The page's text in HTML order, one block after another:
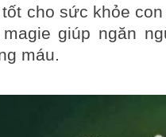
tốt cho sức khỏe
giúp ngăn
máu.